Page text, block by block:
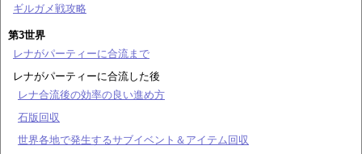
ギルガメ戦攻略
第3世界
レナがパーティーに合流まで
レナがパーティーに合流した後
レナ合流後の効率の良い進め方
石版回収
世界各地で発生するサブイベント＆アイテム回収